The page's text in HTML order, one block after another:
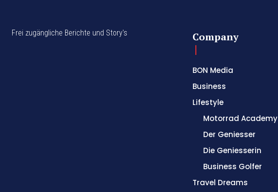
Frei zugängliche Berichte und Story's Company
BON Media
Business
Lifestyle
Motorrad Academy
Der Geniesser
Die Geniesserin
Business Golfer
Travel Dreams